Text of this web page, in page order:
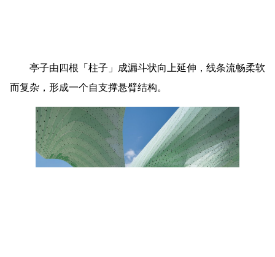
亭子由四根「柱子」成漏斗状向上延伸，线条流畅柔软
而复杂，形成一个自支撑悬臂结构。